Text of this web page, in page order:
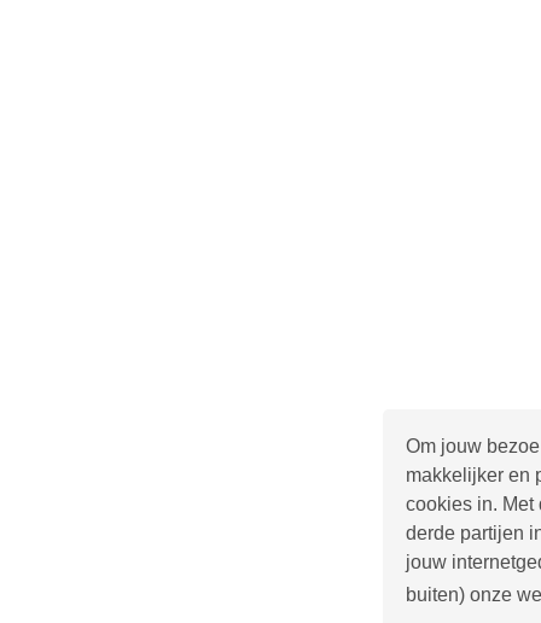
Om jouw
makkelijker en
cookies in.
derde partijen
jouw
buiten) onze